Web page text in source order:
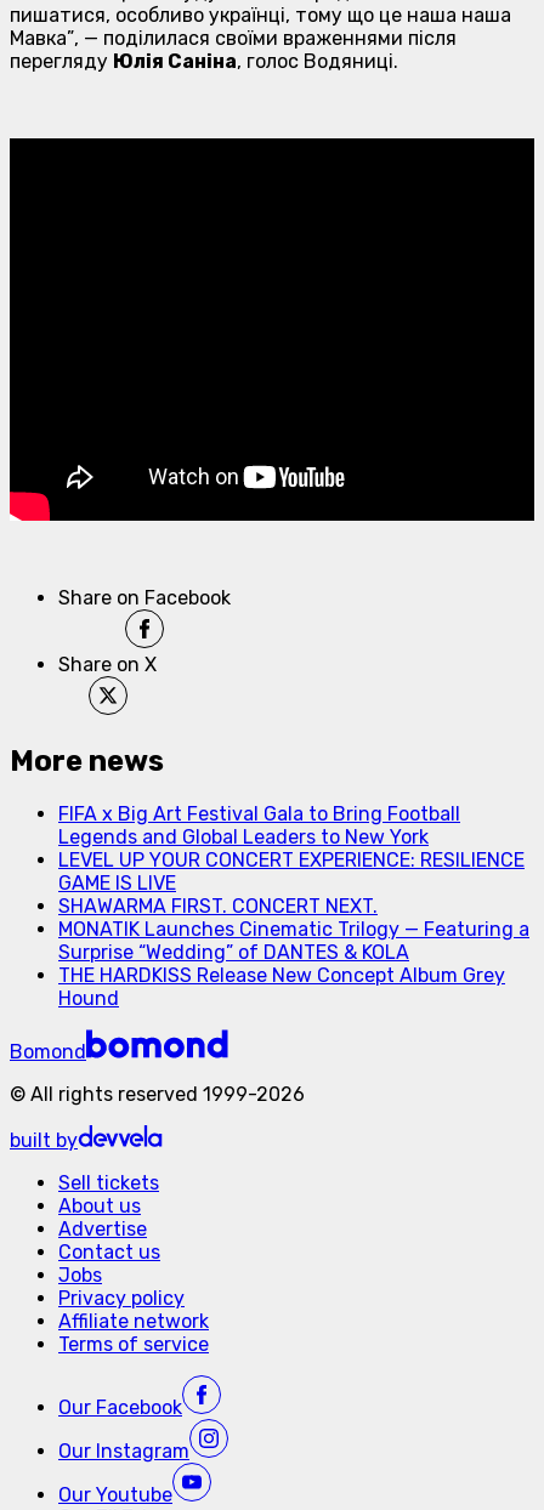
пишатися, особливо українці, тому що це наша наша
Мавка”, — поділилася своїми враженнями після
перегляду Юлія Саніна, голос Водяниці.
Share on Facebook
Share on X
More news
FIFA x Big Art Festival Gala to Bring Football
Legends and Global Leaders to New York
LEVEL UP YOUR CONCERT EXPERIENCE: RESILIENCE
GAME IS LIVE
SHAWARMA FIRST. CONCERT NEXT.
MONATIK Launches Cinematic Trilogy — Featuring a
Surprise “Wedding” of DANTES & KOLA
THE HARDKISS Release New Concept Album Grey
Hound
Bomond
© All rights reserved 1999-2026
built by
Sell tickets
About us
Advertise
Contact us
Jobs
Privacy policy
Affiliate network
Terms of service
Our Facebook
Our Instagram
Our Youtube